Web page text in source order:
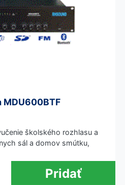
MDU600BTF
školského rozhlasu a
sál a domov smútku,